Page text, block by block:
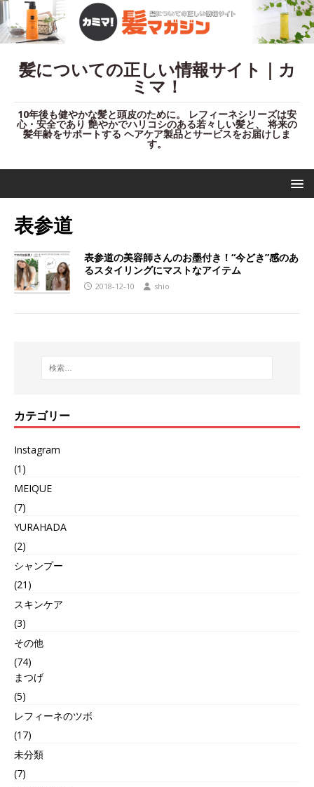
髪についての正しい情報サイト｜カ
ミマ！
10年後も健やかな髪と頭皮のために。 レフィーネシリーズは安
心・安全であり 艶やかでハリコシのある若々しい髪と、 将来の
髪年齢をサポートする ヘアケア製品とサービスをお届けしま
す。
表参道
表参道の美容師さんのお墨付き！“今どき”感のあ
るスタイリングにマストなアイテム
2018-12-10 shio
カテゴリー
Instagram
(1)
MEIQUE
(7)
YURAHADA
(2)
シャンプー
(21)
スキンケア
(3)
その他
(74)
まつげ
(5)
レフィーネのツボ
(17)
未分類
(7)